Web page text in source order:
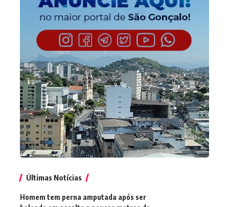
Últimas Notícias
Homem tem perna amputada após ser